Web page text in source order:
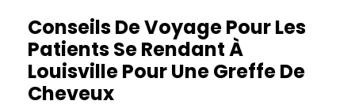
Conseils De Voyage Pour Les
Patients Se Rendant À
Louisville Pour Une Greffe De
Cheveux